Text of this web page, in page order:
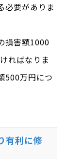
必要がありま
損害額1000
ればなりま
500万円につ
有利に修